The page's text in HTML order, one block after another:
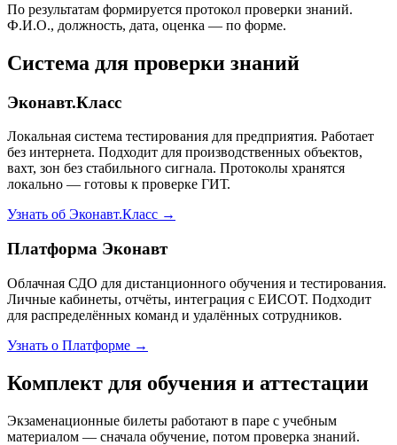
По результатам формируется протокол проверки знаний.
Ф.И.О., должность, дата, оценка — по форме.
Система для проверки знаний
Эконавт.Класс
Локальная система тестирования для предприятия. Работает
без интернета. Подходит для производственных объектов,
вахт, зон без стабильного сигнала. Протоколы хранятся
локально — готовы к проверке ГИТ.
Узнать об Эконавт.Класс →
Платформа Эконавт
Облачная СДО для дистанционного обучения и тестирования.
Личные кабинеты, отчёты, интеграция с ЕИСОТ. Подходит
для распределённых команд и удалённых сотрудников.
Узнать о Платформе →
Комплект для обучения и аттестации
Экзаменационные билеты работают в паре с учебным
материалом — сначала обучение, потом проверка знаний.